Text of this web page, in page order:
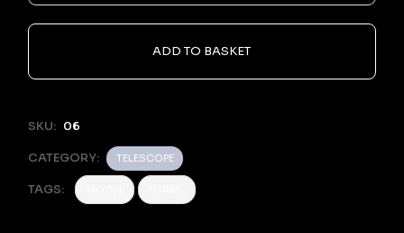
ADD TO BASKET
SKU: 06
CATEGORY: TELESCOPE
TAGS: